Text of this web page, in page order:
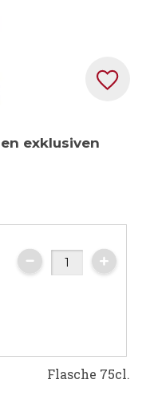
exklusiven
Flasche 75cl.